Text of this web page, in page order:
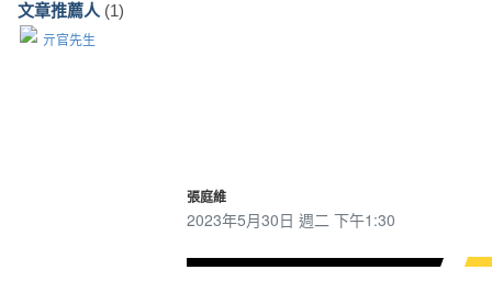
文章推薦人 (1)
亓官先生
張庭維
2023年5月30日 週二 下午1:30